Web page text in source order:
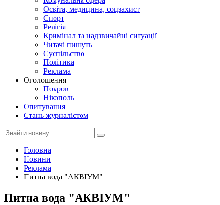
Освіта, медицина, соцзахист
Спорт
Релігія
Кримінал та надзвичайні ситуації
Читачі пишуть
Суспільство
Політика
Реклама
Оголошення
Покров
Нікополь
Опитування
Стань журналістом
Головна
Новини
Реклама
Питна вода "АКВІУМ"
Питна вода "АКВІУМ"